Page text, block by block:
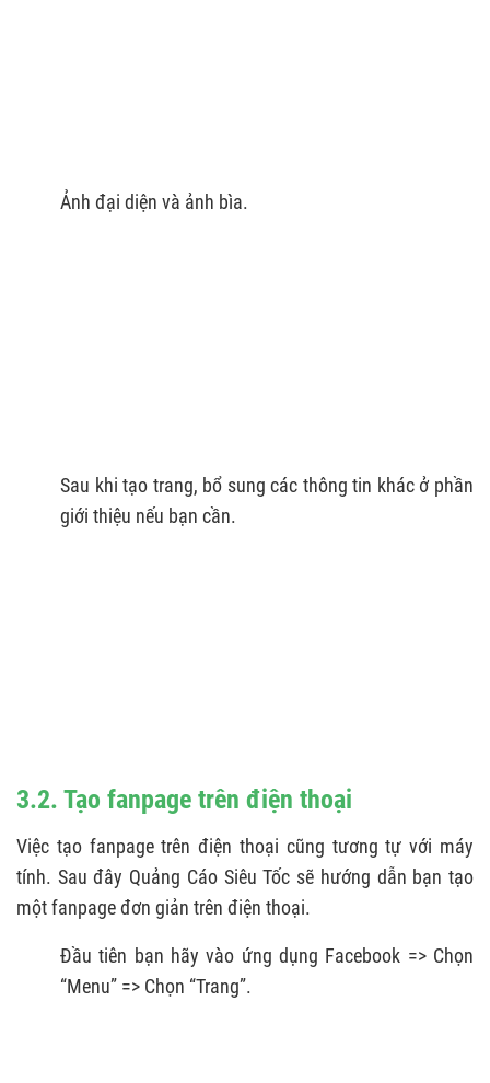
Ảnh đại diện và ảnh bìa.
Sau khi tạo trang, bổ sung các thông tin khác ở phần
giới thiệu nếu bạn cần.
3.2. Tạo fanpage trên điện thoại
Việc tạo fanpage trên điện thoại cũng tương tự với máy
tính. Sau đây Quảng Cáo Siêu Tốc sẽ hướng dẫn bạn tạo
một fanpage đơn giản trên điện thoại.
Đầu tiên bạn hãy vào ứng dụng Facebook => Chọn
“Menu” => Chọn “Trang”.